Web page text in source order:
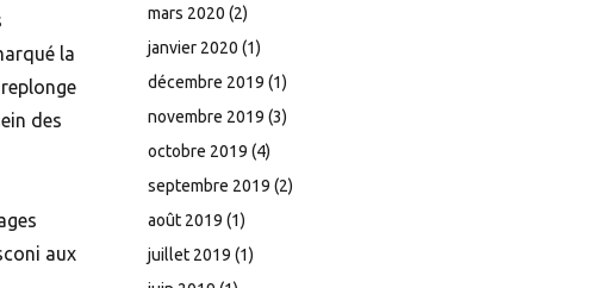
la
des
aux
mars 2020 (2)
janvier 2020 (1)
décembre 2019 (1)
novembre 2019 (3)
octobre 2019 (4)
septembre 2019 (2)
août 2019 (1)
juillet 2019 (1)